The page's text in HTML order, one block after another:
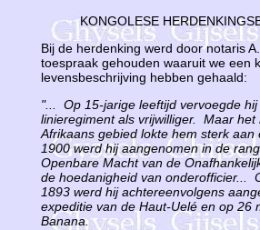
KONGOLESE
Bij de herdenking werd door notaris
toespraak gehouden waaruit we een
levensbeschrijving hebben gehaald:
"... Op 15-jarige leeftijd vervoegde
linieregiment als vrijwilliger. Maar het
Afrikaans gebied lokte hem sterk aan
1900 werd hij aangenomen in de
Openbare Macht van de
de hoedanigheid van onderofficier...
1893 werd hij achtereenvolgens
expeditie van de Haut-Uelé en op 26
Banana.